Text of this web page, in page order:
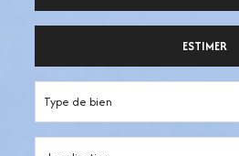
ESTIMER
Type de bien